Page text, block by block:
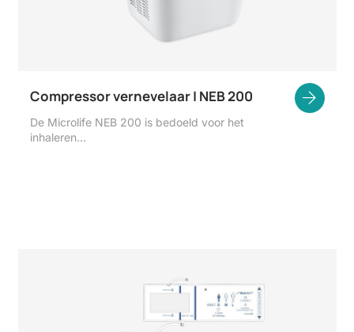
Compressor vernevelaar | NEB 200
De Microlife NEB 200 is bedoeld voor het
inhaleren…